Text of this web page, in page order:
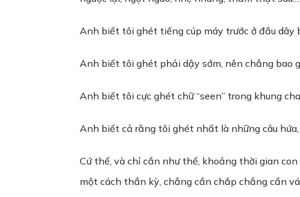
Anh biết tôi ghét tiếng cúp máy trước ở đầu dây
Anh biết tôi ghét phải dậy sớm, nên chẳng bao
Anh biết tôi cực ghét chữ “seen” trong khung
Anh biết cả rằng tôi ghét nhất là những câu
Cứ thế, và chỉ cần như thế, khoảng thời gian
một cách thần kỳ, chẳng cần chắp chẳng cần